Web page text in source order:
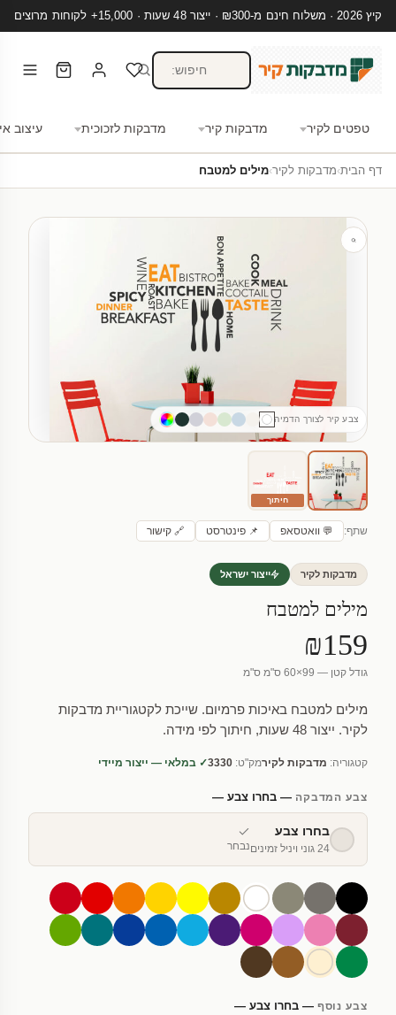
קיץ 2026 · משלוח חינם מ-₪300 · ייצור 48 שעות · 15,000+ לקוחות מרוצים
טפטים לקיר מדבקות קיר מדבקות לזכוכית עיצוב
דף הבית›מדבקות לקיר›מילים למטבח
צבע קיר לצורך הדמיה
חיתוך
שתף: 💬 וואטסאפ 📌 פינטרסט 🔗 קישור
מדבקות לקיר ייצור ישראל
מילים למטבח
₪159
גודל קטן — 99×60 ס"מ ס"מ
מילים למטבח באיכות פרמיום. שייכת לקטגוריית מדבקות
לקיר. ייצור 48 שעות, חיתוך לפי מידה.
קטגוריה: מדבקות לקירמק"ט: 3330✓ במלאי — ייצור מיידי
צבע המדבקה— בחרו צבע —
בחרו צבע
24 גוני ויניל זמינים נבחר
צבע נוסף— בחרו צבע —